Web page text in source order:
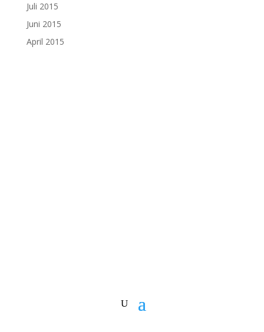
Juli 2015
Juni 2015
April 2015